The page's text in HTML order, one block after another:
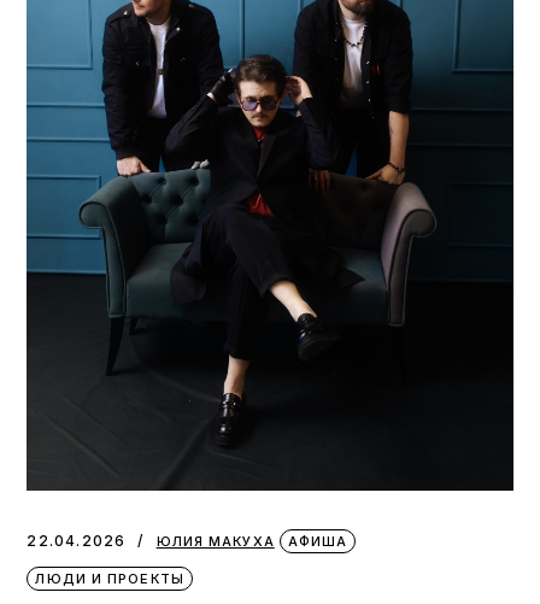
22.04.2026 ЮЛИЯ МАКУХА АФИША
ЛЮДИ И ПРОЕКТЫ